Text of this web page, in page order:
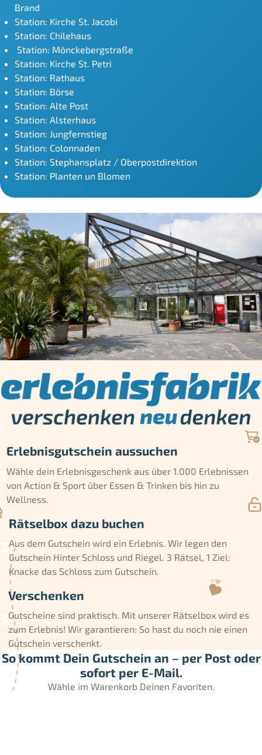
Brand
Station: Kirche St. Jacobi
Station: Chilehaus
Station: Mönckebergstraße
Station: Kirche St. Petri
Station: Rathaus
Station: Börse
Station: Alte Post
Station: Alsterhaus
Station: Jungfernstieg
Station: Colonnaden
Station: Stephansplatz / Oberpostdirektion
Station: Planten un Blomen
Erlebnisgutschein aussuchen
Wähle dein Erlebnisgeschenk aus über 1.000 Erlebnissen
von Action & Sport über Essen & Trinken bis hin zu
Wellness.
Rätselbox dazu buchen
Aus dem Gutschein wird ein Erlebnis. Wir legen den
Gutschein Hinter Schloss und Riegel. 3 Rätsel, 1 Ziel:
Knacke das Schloss zum Gutschein.
Verschenken
Gutscheine sind praktisch. Mit unserer Rätselbox wird es
zum Erlebnis! Wir garantieren: So hast du noch nie einen
Gutschein verschenkt.
So kommt Dein Gutschein an – per Post oder
sofort per E-Mail.
Wähle im Warenkorb Deinen Favoriten.